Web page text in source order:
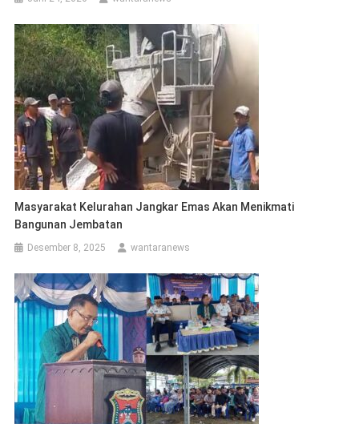
Masyarakat Kelurahan Jangkar Emas Akan Menikmati
Bangunan Jembatan
Desember 8, 2025 wantaranews